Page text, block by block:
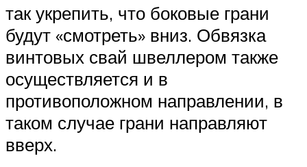
так укрепить, что боковые грани
будут «смотреть» вниз. Обвязка
винтовых свай швеллером также
осуществляется и в
противоположном направлении, в
таком случае грани направляют
вверх.